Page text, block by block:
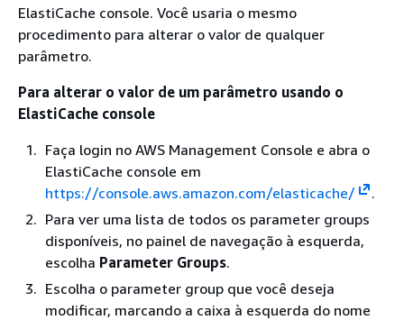
ElastiCache console. Você usaria o mesmo
procedimento para alterar o valor de qualquer
parâmetro.
Para alterar o valor de um parâmetro usando o
ElastiCache console
Faça login no AWS Management Console e abra o
ElastiCache console em
https://console.aws.amazon.com/elasticache/
.
Para ver uma lista de todos os parameter groups
disponíveis, no painel de navegação à esquerda,
escolha Parameter Groups.
Escolha o parameter group que você deseja
modificar, marcando a caixa à esquerda do nome